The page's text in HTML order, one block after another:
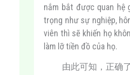
nắm bắt được quan hệ
trọng như sự nghiệp,
viên thì sẽ khiến họ
làm lỡ tiền đồ của họ.
由此可知，正确